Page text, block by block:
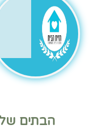
הבתים